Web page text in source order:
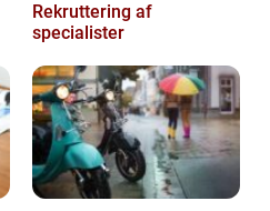
Rekruttering af
specialister